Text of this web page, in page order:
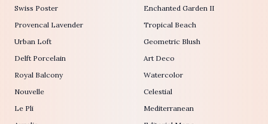
Swiss Poster
Provencal Lavender
Urban Loft
Delft Porcelain
Royal Balcony
Nouvelle
Le Pli
Enchanted Garden II
Tropical Beach
Geometric Blush
Art Deco
Watercolor
Celestial
Mediterranean